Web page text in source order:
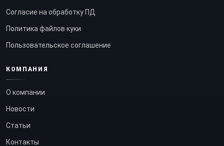
Согласие на обработку ПД
Политика файлов куки
Пользовательское соглашение
КОМПАНИЯ
О компании
Новости
Статьи
Контакты